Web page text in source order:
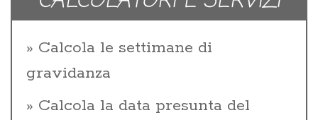
Calcola le settimane di
gravidanza
Calcola la data presunta del